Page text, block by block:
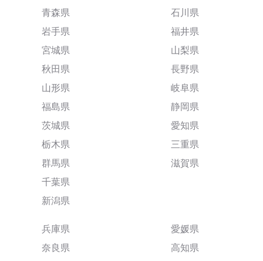
青森県
岩手県
宮城県
秋田県
山形県
福島県
茨城県
栃木県
群馬県
千葉県
新潟県
石川県
福井県
山梨県
長野県
岐阜県
静岡県
愛知県
三重県
滋賀県
兵庫県
奈良県
愛媛県
高知県